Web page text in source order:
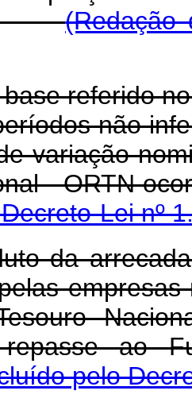
(Redação
referido
não
variação
- ORTN
Lei nº
da
ao
pelo